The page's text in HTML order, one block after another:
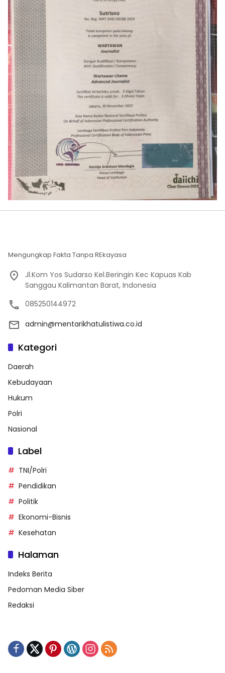
Mengungkap Fakta Tanpa REkayasa
Jl.Kom Yos Sudarso Kel.Beringin Kec Kapuas Kab
Sanggau Kalimantan Barat, Indonesia
085250144972
admin@mentarikhatulistiwa.co.id
Kategori
Daerah
Kebudayaan
Hukum
Polri
Nasional
Label
TNI/Polri
Pendidikan
Politik
Ekonomi-Bisnis
Kesehatan
Halaman
Indeks Berita
Pedoman Media Siber
Redaksi